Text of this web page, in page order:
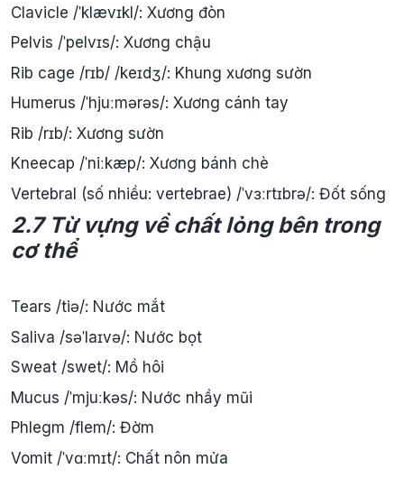
Clavicle /ˈklævɪkl/: Xương đòn
Pelvis /ˈpelvɪs/: Xương chậu
Rib cage /rɪb/ /keɪdʒ/: Khung xương sườn
Humerus /ˈhjuːmərəs/: Xương cánh tay
Rib /rɪb/: Xương sườn
Kneecap /ˈniːkæp/: Xương bánh chè
Vertebral (số nhiều: vertebrae) /ˈvɜːrtɪbrə/: Đốt sống
2.7 Từ vựng về chất lỏng bên trong
cơ thể
Tears /tiə/: Nước mắt
Saliva /səˈlaɪvə/: Nước bọt
Sweat /swet/: Mồ hôi
Mucus /ˈmjuːkəs/: Nước nhầy mũi
Phlegm /flem/: Đờm
Vomit /ˈvɑːmɪt/: Chất nôn mửa